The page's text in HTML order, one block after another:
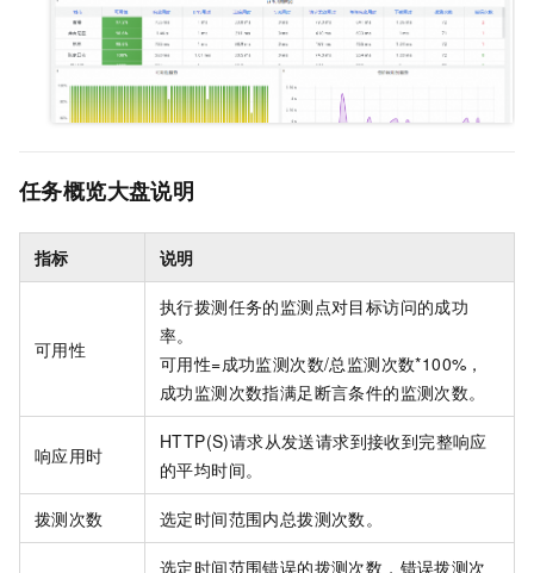
任务概览大盘说明
指标 说明
可用性
执行拨测任务的监测点对目标访问的成功
率。
可用性=成功监测次数/总监测次数*100%，
成功监测次数指满足断言条件的监测次数。
响应用时
HTTP(S)请求从发送请求到接收到完整响应
的平均时间。
拨测次数 选定时间范围内总拨测次数。
选定时间范围错误的拨测次数，错误拨测次